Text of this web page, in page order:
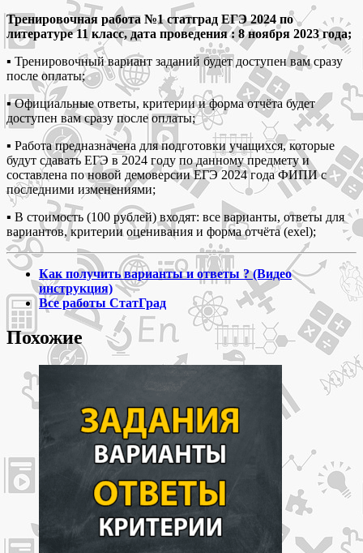
№1
ЕГЭ
2024
статград
по
литературе
11
класс
вариант
заданий
и
ответы
Тренировочная работа №1 статград ЕГЭ 2024 по
литературе 11 класс, дата проведения : 8 ноября 2023 года;
▪ Тренировочный вариант заданий будет доступен вам сразу
после оплаты;
▪ Официальные ответы, критерии и форма отчёта будет
доступен вам сразу после оплаты;
▪ Работа предназначена для подготовки учащихся, которые
будут сдавать ЕГЭ в 2024 году по данному предмету и
составлена по новой демоверсии ЕГЭ 2024 года ФИПИ с
последними изменениями;
▪ В стоимость (100 рублей) входят: все варианты, ответы для
вариантов, критерии оценивания и форма отчёта (exel);
Как получить варианты и ответы ? (Видео
инструкция)
Все работы СтатГрад
Похожие